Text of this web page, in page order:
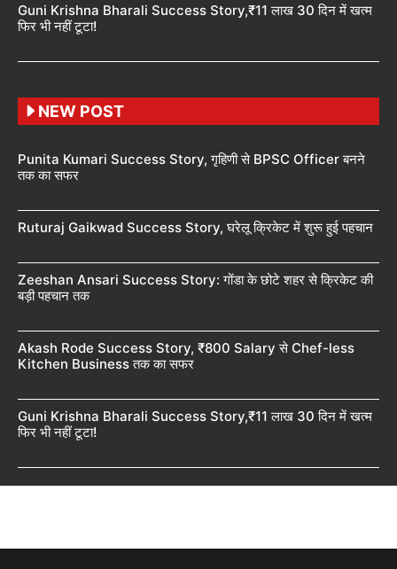
Guni Krishna Bharali Success Story,₹11 लाख 30 दिन में खत्म
फिर भी नहीं टूटा!
NEW POST
Punita Kumari Success Story, गृहिणी से BPSC Officer बनने
तक का सफर
Ruturaj Gaikwad Success Story, घरेलू क्रिकेट में शुरू हुई पहचान
Zeeshan Ansari Success Story: गोंडा के छोटे शहर से क्रिकेट की
बड़ी पहचान तक
Akash Rode Success Story, ₹800 Salary से Chef-less
Kitchen Business तक का सफर
Guni Krishna Bharali Success Story,₹11 लाख 30 दिन में खत्म
फिर भी नहीं टूटा!